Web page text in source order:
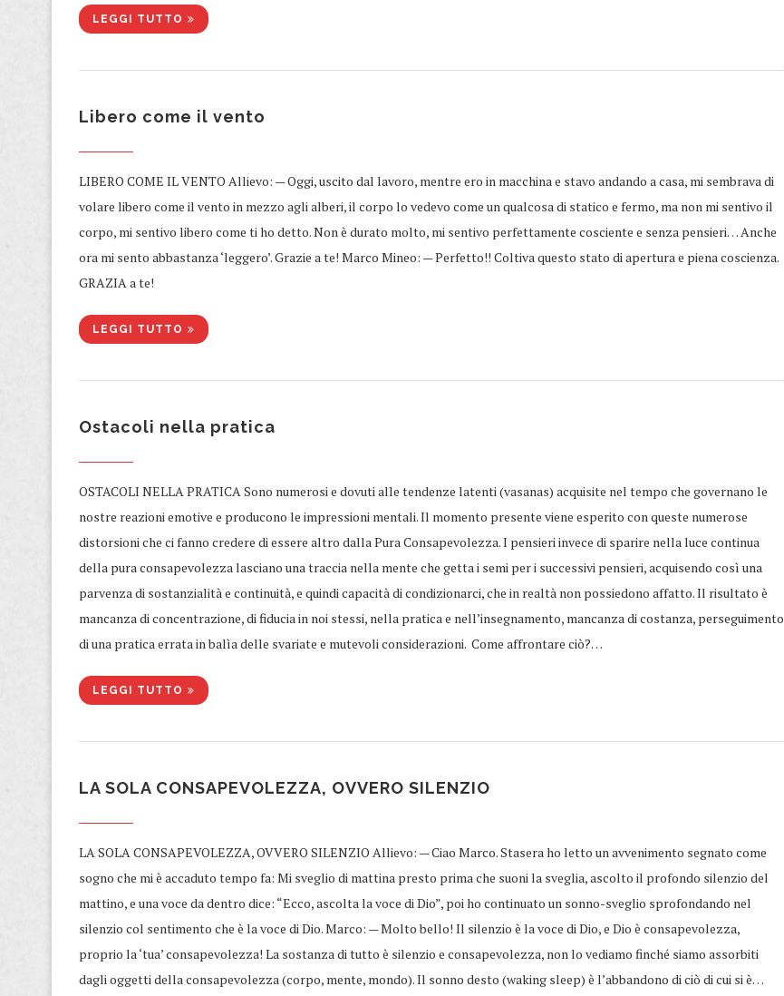
LEGGI TUTTO
Libero come il vento
​LIBERO COME IL VENTO Allievo: — Oggi, uscito dal lavoro, mentre ero in macchina e stavo andando a casa, mi sembrava di
volare libero come il vento in mezzo agli alberi, il corpo lo vedevo come un qualcosa di statico e fermo, ma non mi sentivo il
corpo, mi sentivo libero come ti ho detto. Non è durato molto, mi sentivo perfettamente cosciente e senza pensieri… Anche
ora mi sento abbastanza ‘leggero’. Grazie a te! Marco Mineo: — Perfetto!! Coltiva questo stato di apertura e piena coscienza.
GRAZIA a te!
LEGGI TUTTO
Ostacoli nella pratica
​OSTACOLI NELLA PRATICA Sono numerosi e dovuti alle tendenze latenti (vasanas) acquisite nel tempo che governano le
nostre reazioni emotive e producono le impressioni mentali. Il momento presente viene esperito con queste numerose
distorsioni che ci fanno credere di essere altro dalla Pura Consapevolezza. I pensieri invece di sparire nella luce continua
della pura consapevolezza lasciano una traccia nella mente che getta i semi per i successivi pensieri, acquisendo così una
parvenza di sostanzialità e continuità, e quindi capacità di condizionarci, che in realtà non possiedono affatto. Il risultato è
mancanza di concentrazione, di fiducia in noi stessi, nella pratica e nell’insegnamento, mancanza di costanza, perseguimento
di una pratica errata in balìa delle svariate e mutevoli considerazioni. Come affrontare ciò?…
LEGGI TUTTO
​LA SOLA CONSAPEVOLEZZA, OVVERO SILENZIO
​LA SOLA CONSAPEVOLEZZA, OVVERO SILENZIO Allievo: — Ciao Marco. Stasera ho letto un avvenimento segnato come
sogno che mi è accaduto tempo fa: Mi sveglio di mattina presto prima che suoni la sveglia, ascolto il profondo silenzio del
mattino, e una voce da dentro dice: “Ecco, ascolta la voce di Dio”, poi ho continuato un sonno-sveglio sprofondando nel
silenzio col sentimento che è la voce di Dio. Marco: — Molto bello! Il silenzio è la voce di Dio, e Dio è consapevolezza,
proprio la ‘tua’ consapevolezza! La sostanza di tutto è silenzio e consapevolezza, non lo vediamo finché siamo assorbiti
dagli oggetti della consapevolezza (corpo, mente, mondo). Il sonno desto (waking sleep) è l’abbandono di ciò di cui si è…